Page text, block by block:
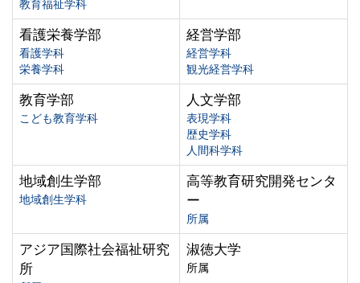
教育福祉学科
看護栄養学部
看護学科
栄養学科
経営学部
経営学科
観光経営学科
教育学部
こども教育学科
人文学部
表現学科
歴史学科
人間科学科
地域創生学部
地域創生学科
高等教育研究開発センタ
ー
所属
アジア国際社会福祉研究
所
淑徳大学
所属